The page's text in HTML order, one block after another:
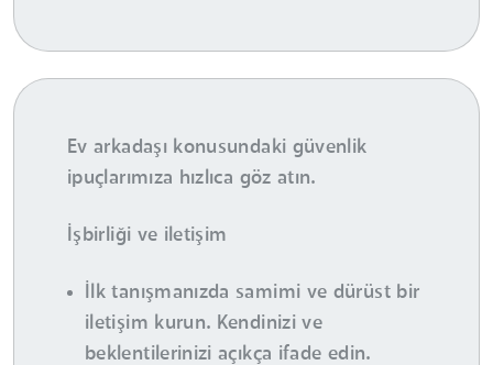
Ev arkadaşı konusundaki güvenlik
ipuçlarımıza hızlıca göz atın.
İşbirliği ve iletişim
İlk tanışmanızda samimi ve dürüst bir
iletişim kurun. Kendinizi ve
beklentilerinizi açıkça ifade edin.